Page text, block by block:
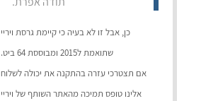
כן, אבל זו לא בעיה כי קיימת גרסת ויריי
שתואמת ל2015 ומבוססת 64 ביט.
אם תצטרכי עזרה בהתקנה את יכולה לשלוח
אלינו טופס תמיכה מהאתר השותף של ויריי